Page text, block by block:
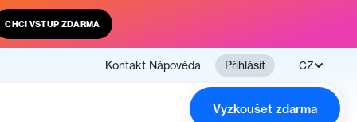
CHCI VSTUP ZDARMA
Kontakt Nápověda Přihlásit CZ
Vyzkoušet zdarma